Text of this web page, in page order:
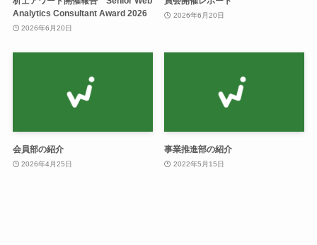
Analytics Consultant Award 2026
2026年6月20日
2026年6月20日
会員部の紹介
2026年4月25日
事業推進部の紹介
2022年5月15日